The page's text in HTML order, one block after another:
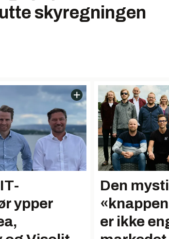
skyregningen
ypper
Den
er ikke